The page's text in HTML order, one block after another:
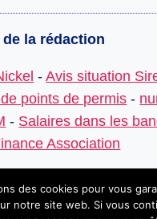
la rédaction
-Avis situation
points de permis -
- Salaires dans les
Association
des cookies pour vous
notre site web. Si vous